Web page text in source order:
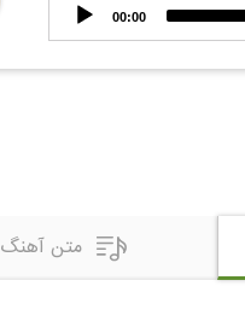
00:00
متن آهنگ